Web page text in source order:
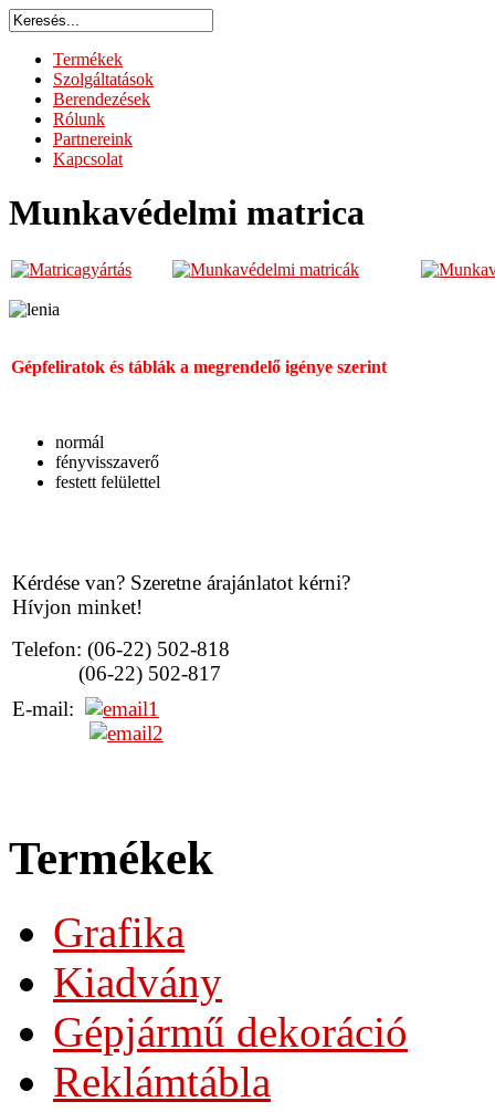
Termékek
Szolgáltatások
Berendezések
Rólunk
Partnereink
Kapcsolat
Munkavédelmi matrica
Gépfeliratok és táblák a megrendelő igénye szerint
normál
fényvisszaverő
festett felülettel
Kérdése van? Szeretne árajánlatot kérni?
Hívjon minket!
Telefon: (06-22) 502-818
(06-22) 502-817
E-mail:
Termékek
Grafika
Kiadvány
Gépjármű dekoráció
Reklámtábla